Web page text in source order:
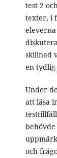
test 2
texter, i
skillnad
en
Under
att läsa
och